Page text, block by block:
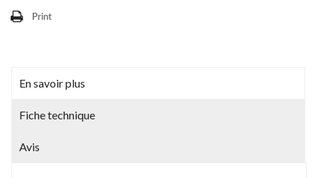
Print
En savoir plus
Fiche technique
Avis